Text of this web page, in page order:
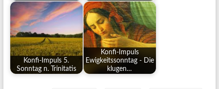
Konfi-Impuls 5.
Sonntag n. Trinitatis
Konfi-Impuls
Ewigkeitssonntag - Die
klugen…